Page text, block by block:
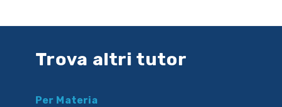
Trova altri tutor
Per Materia